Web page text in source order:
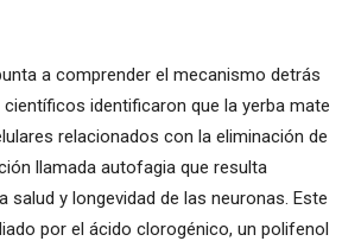
a comprender el mecanismo detrás
identificaron que la yerba mate
relacionados con la eliminación de
llamada autofagia que resulta
salud y longevidad de las neuronas. Este
por el ácido clorogénico, un polifenol